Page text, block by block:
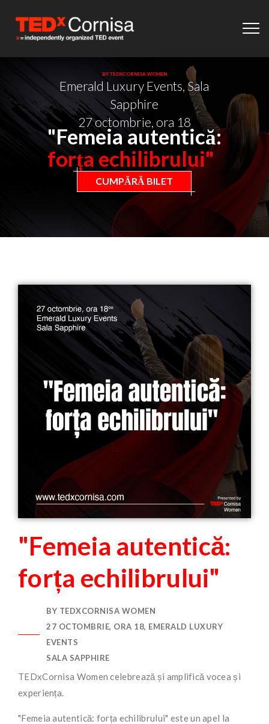
BY TEDXCORNISA WOMEN
"Femeia autentică:
forța echilibrului"
CUMPĂRĂ BILET
Emerald Luxury Events, Sala
Sapphire
27 octombrie, ora 18
"Femeia autentică:
forța echilibrului"
BY TEDXCORNISA WOMEN
27 OCTOMBRIE, ORA 18, EMERALD LUXURY
EVENTS
SALA SAPPHIRE
TEDxCornisa Women celebrează și amplifică vocea și
experiența.
"Femeia autentică: forța echilibrului" este un apel la